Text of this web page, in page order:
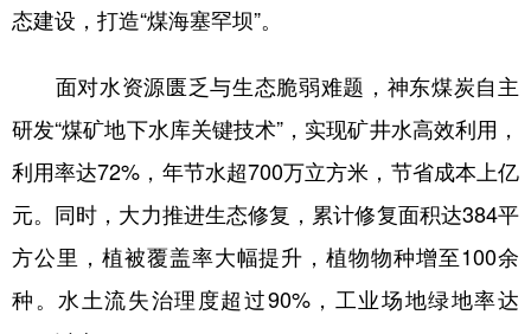
态建设，打造“煤海塞罕坝”。
面对水资源匮乏与生态脆弱难题，神东煤炭自主
研发“煤矿地下水库关键技术”，实现矿井水高效利用，
利用率达72%，年节水超700万立方米，节省成本上亿
元。同时，大力推进生态修复，累计修复面积达384平
方公里，植被覆盖率大幅提升，植物物种增至100余
种。水土流失治理度超过90%，工业场地绿地率达